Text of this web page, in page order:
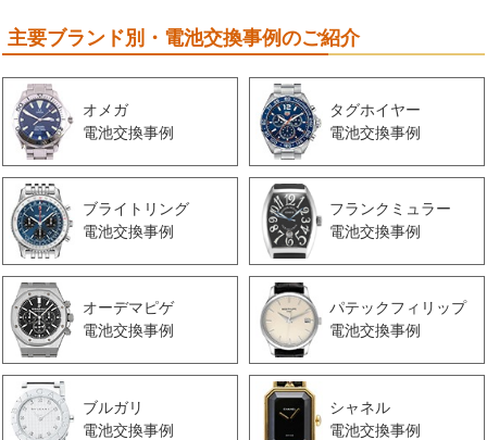
主要ブランド別・電池交換事例のご紹介
オメガ
電池交換事例
タグホイヤー
電池交換事例
ブライトリング
電池交換事例
フランクミュラー
電池交換事例
オーデマピゲ
電池交換事例
パテックフィリップ
電池交換事例
ブルガリ
電池交換事例
シャネル
電池交換事例